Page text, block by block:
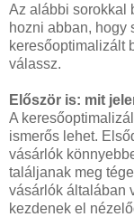
Az alábbi sorokkal
hozni abban, hogy
keresőoptimalizált
válassz.
Először is: mit
A
ismerős lehet.
vásárlók
találjanak meg
vásárlók általában
kezdenek el